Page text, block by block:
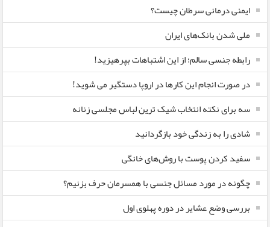
ایمنی درمانی سرطان چیست؟
ملی شدن بانک‌های ایران
رابطه جنسی سالم؛ از این اشتباهات بپرهیزید!
در صورت انجام این کارها در اروپا دستگیر می شوید!
سه برای نکته انتخاب شیک ترین لباس مجلسی زنانه
شادی را به زندگی خود بازگردانید
سفید کردن پوست با روش‌های خانگی
چگونه در مورد مسائل جنسی با همسرمان حرف بزنیم؟
بررسی وضع عشایر در دوره پهلوی اول